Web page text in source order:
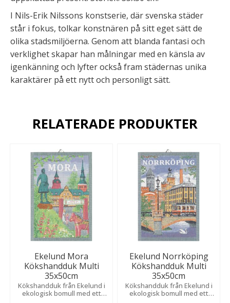
I Nils-Erik Nilssons konstserie, där svenska städer
står i fokus, tolkar konstnären på sitt eget sätt de
olika stadsmiljöerna. Genom att blanda fantasi och
verklighet skapar han målningar med en känsla av
igenkänning och lyfter också fram städernas unika
karaktärer på ett nytt och personligt sätt.
RELATERADE PRODUKTER
Ekelund Mora
Kökshandduk Multi
35x50cm
Kökshandduk från Ekelund i
ekologisk bomull med ett
Ekelund Norrköping
Kökshandduk Multi
35x50cm
Kökshandduk från Ekelund i
ekologisk bomull med ett